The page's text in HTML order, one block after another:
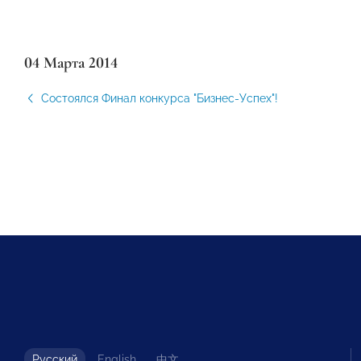
04 Марта 2014
Состоялся Финал конкурса "Бизнес-Успех"!